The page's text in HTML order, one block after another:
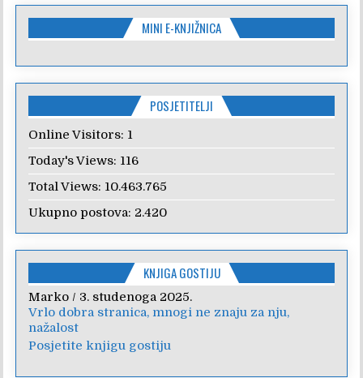
MINI E-KNJIŽNICA
POSJETITELJI
Online Visitors: 1
Today's Views: 116
Total Views: 10.463.765
Ukupno postova: 2.420
KNJIGA GOSTIJU
Marko / 3. studenoga 2025.
Vrlo dobra stranica, mnogi ne znaju za nju,
nažalost
Anica/7. veljače 2024.
Poštovanje, draga kolegice! Hvala Vam na
nesebičnom radu i promoviranju...
Posjetite knjigu gostiju